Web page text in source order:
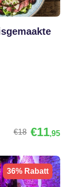
€18 €11,95
36% Rabatt